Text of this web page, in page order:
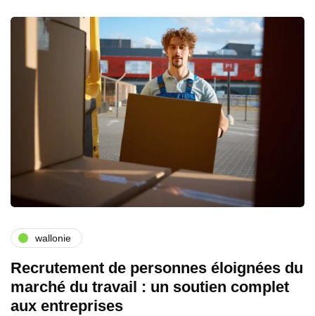
wallonie
Recrutement de personnes éloignées du
marché du travail : un soutien complet
aux entreprises